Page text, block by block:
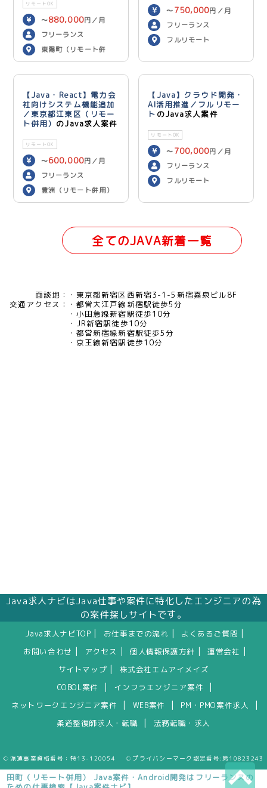
田町（リモート併用） Java案件・Android開発はフリーランスの
リモートOK
〜880,000円／月
フリーランス
東陽町（リモート併
用）
〜 750,000円／月
フリーランス
フルリモート
【Java・React】電力会
社向けシステム機能追加
／東京都江東区（リモー
ト併用） のJava求人案件
リモートOK
〜600,000円／月
フリーランス
豊洲（リモート併用）
【Java】クラウド開発・
AI活用推進／フルリモー
ト のJava求人案件
リモートOK
〜 700,000円／月
フリーランス
フルリモート
全てのJAVA新着一覧
面談地：
東京都新宿区西新宿3-1-5新宿嘉泉ビル8F
交通アクセス：
都営大江戸線新宿駅徒歩5分
小田急線新宿駅徒歩10分
JR新宿駅徒歩10分
都営新宿線新宿駅徒歩5分
京王線新宿駅徒歩10分
Java求人ナビはJava仕事や案件に特化したエンジニアの為
の案件探しサイトです。
Java求人ナビTOP お仕事までの流れ よくあるご質問
お問い合わせ アクセス 個人情報保護方針 運営会社
サイトマップ
株式会社エムアイメイズ
COBOL案件
インフラエンジニア案件
ネットワークエンジニア案件 WEB案件 PM・PMO案件求人
柔道整復師求人・転職 法務転職・求人
◇派遣事業資格番号：特13-120054 ◇プライバシーマーク認定番号:第10823243